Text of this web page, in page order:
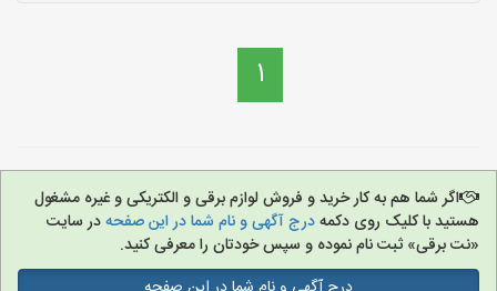
1
اگر شما هم به کار خرید و فروش لوازم برقی و الکتریکی و غیره مشغول
هستید با کلیک روی دکمهدرج آگهی و نام شما در این صفحهدر سایت
«نت برقی» ثبت نام نموده و سپس خودتان را معرفی کنید.